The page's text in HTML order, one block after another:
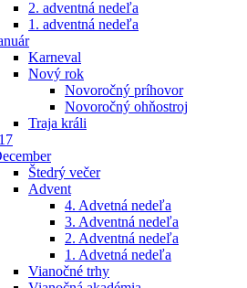
2. adventná nedeľa
1. adventná nedeľa
Karneval
Nový rok
Novoročný príhovor
Novoročný ohňostroj
Traja králi
Štedrý večer
Advent
4. Advetná nedeľa
3. Adventná nedeľa
2. Adventná nedeľa
1. Advetná nedeľa
Vianočné trhy